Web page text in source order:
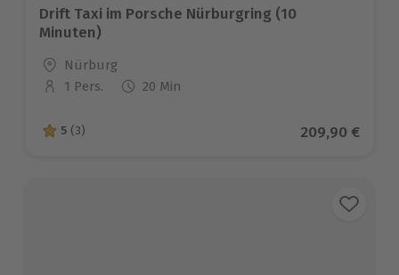
Drift Taxi im Porsche Nürburgring (10
Minuten)
Standort
Nürburg
Anzahl der Teilnehmer
1 Pers. 20 Min
5 von 5 Sternen basierend auf 3 Bewertungen
5 (3) Aktueller
209,90 €